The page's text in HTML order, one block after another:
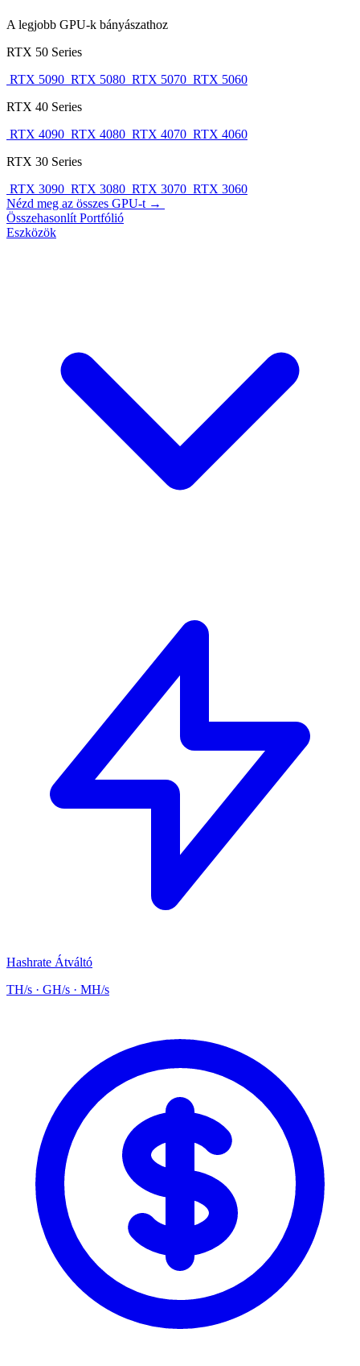
A legjobb GPU-k bányászathoz
RTX 50 Series
RTX 5090 RTX 5080 RTX 5070 RTX 5060
RTX 40 Series
RTX 4090 RTX 4080 RTX 4070 RTX 4060
RTX 30 Series
RTX 3090 RTX 3080 RTX 3070 RTX 3060
Nézd meg az összes GPU-t →
Összehasonlít Portfólió
Eszközök
Hashrate Átváltó
TH/s · GH/s · MH/s